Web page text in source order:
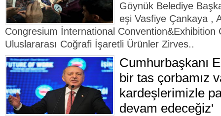
Göynük Belediye
eşi Vasfiye Çankaya ,
Congresium İnternational Convention&Exhibition
Uluslararası Coğrafi İşaretli Ürünler Zirves..
Cumhurbaşkanı
bir tas çorbamız
kardeşlerimizle
devam edeceğiz'